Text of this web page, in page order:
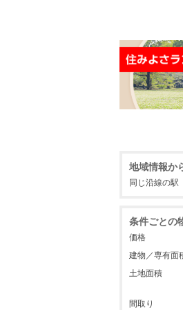
地域情報か
同じ沿線の駅
条件ごとの
価格
建物／専有面
土地面積
間取り